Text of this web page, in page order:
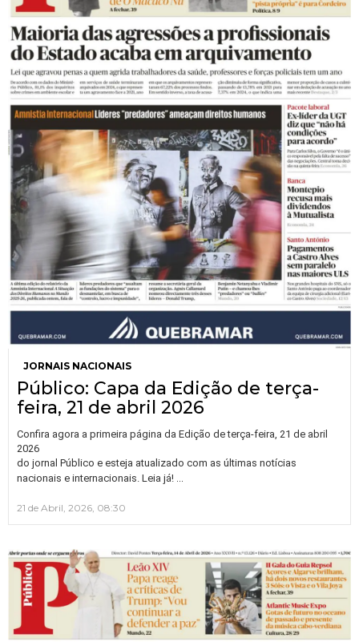
JORNAIS NACIONAIS
Público: Capa da Edição de terça-
feira, 21 de abril 2026
Confira agora a primeira página da Edição de terça-feira, 21 de abril
2026
do jornal Público e esteja atualizado com as últimas notícias
nacionais e internacionais. Leia já!
21 de Abril, 2026, 08:30